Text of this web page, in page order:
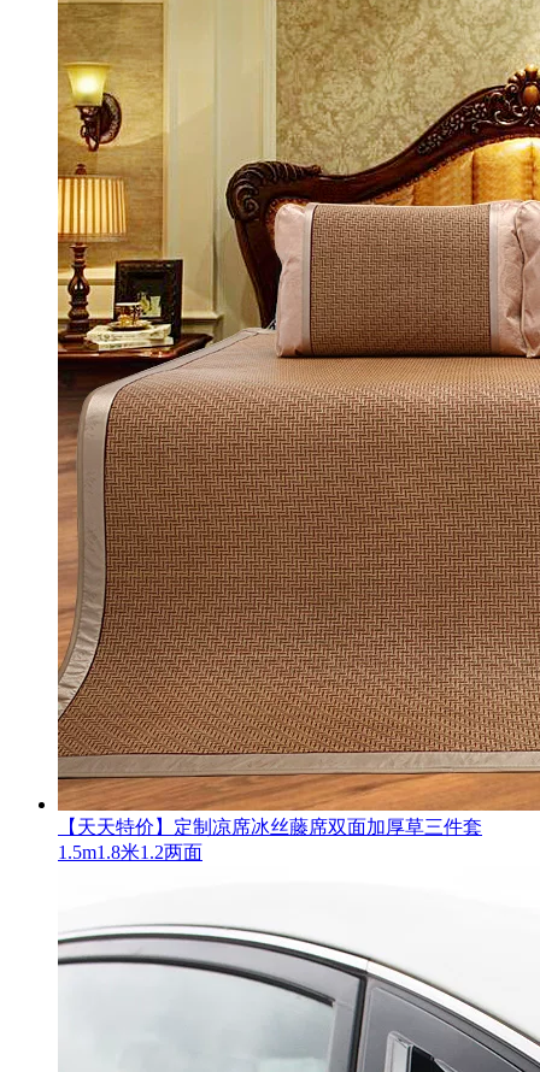
【天天特价】定制凉席冰丝藤席双面加厚草三件套
1.5m1.8米1.2两面